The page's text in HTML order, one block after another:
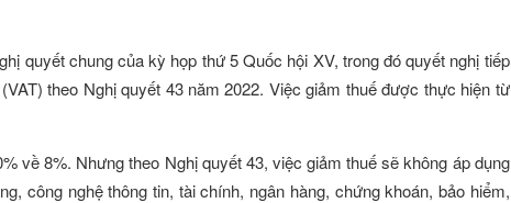
quyết chung của kỳ họp thứ 5 Quốc hội XV, trong đó quyết nghị tiếp
theo Nghị quyết 43 năm 2022. Việc giảm thuế được thực hiện từ
về 8%. Nhưng theo Nghị quyết 43, việc giảm thuế sẽ không áp dụng
công nghệ thông tin, tài chính, ngân hàng, chứng khoán, bảo hiểm,